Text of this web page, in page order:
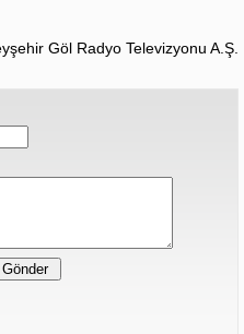
Göl Radyo Televizyonu A.Ş.